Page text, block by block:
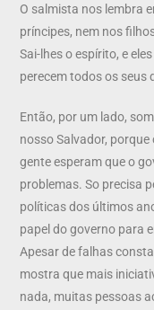
O salmista nos lembra
príncipes, nem nos
Sai-lhes o espírito, e
perecem todos os seus
Então, por um lado,
nosso Salvador,
gente esperam que o
problemas. So precisa
políticas dos últimos
papel do governo para
Apesar de falhas
mostra que mais
nada, muitas pessoas